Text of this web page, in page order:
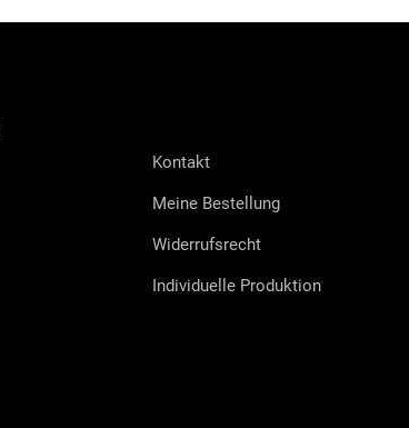
Kontakt
Meine Bestellung
Widerrufsrecht
Individuelle Produktion